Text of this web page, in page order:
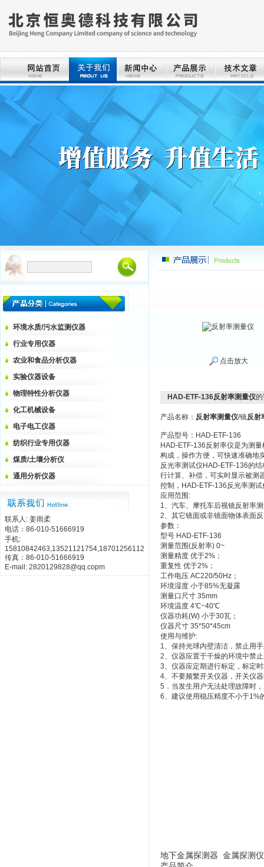
环境水质/污水监测仪器
行业专用仪器
农业和食品分析仪器
实验仪器设备
物理特性分析仪器
化工机械设备
电子电工仪器
纺织行业专用仪器
煤质/土壤分析仪
通用分析仪器
联系人: 姜雨柔
电话：86-010-51666919
手机:
15810842463,13521121754,18701256112
传真：86-010-51666919
E-mail: 2820129828@qq.copm
点击放大
HAD-ETF-136反射率测量仪
产品名称： 反射率测量仪/镜反射
产品型号：HAD-ETF-136
HAD-ETF-136反射率仪是为测
构成，操作方便，可快速准确地
反光率测试仪HAD-ETF-136的
行计算、补偿，可实时显示被测
控制，HAD-ETF-136反光率测
应用范围:
1、汽车、摩托车后视镜反射率
2、其它镜面或非镜面物体表面
参数：
型号 HAD-ETF-136
测量范围(反射率) 0~
测量精度 优于2%；
重复性 优于2%；
工作电压 AC220/50Hz；
环境湿度 小于85%无凝露
测量口尺寸 35mm
环境温度 4℃~40℃
仪器功耗(W) 小于30瓦；
仪器尺寸 35*50*45cm
使用与维护:
1、保持光球内壁清洁，禁止用
2、仪器应置于干燥的环境中禁
3、仪器应定期进行标定，标定
4、不要频繁开关仪器，开关仪
5．当发生用户无法处理故障时
6、建议使用稳压精度不小于1%
地下金属探测器 金属探测